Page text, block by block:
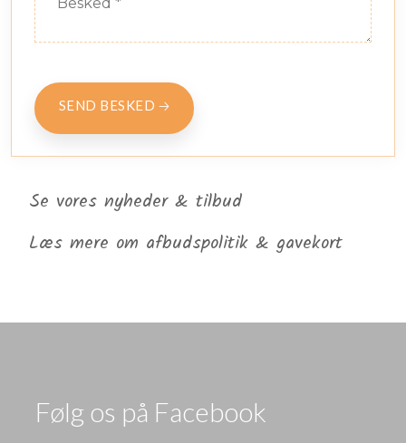
Se vores nyheder & tilbud​
Læs mere om afbudspolitik & gavekort
​​​Følg os på Facebook